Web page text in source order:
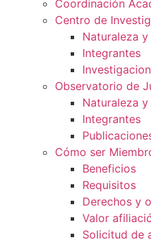
Coordinación
Centro de
Naturaleza
Integrantes
Observatorio de
Naturaleza
Integrantes
Cómo ser
Beneficios
Requisitos
Derechos y
Valor
Solicitud de